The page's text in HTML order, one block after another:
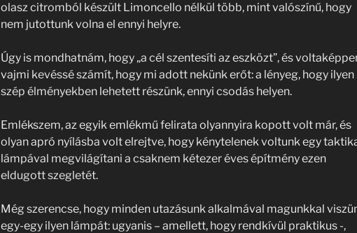
olasz citromból készült Limoncello nélkül több, mint valószínű, hogy
nem jutottunk volna el ennyi helyre.
Úgy is mondhatnám, hogy „a cél szentesíti az eszközt”, és
vajmi kevéssé számít, hogy mi adott nekünk erőt: a lényeg, hogy ilyen
szép élményekben lehetett részünk, ennyi csodás helyen.
Emlékszem, az egyik emlékmű felirata olyannyira kopott volt már, és
olyan apró nyílásba volt elrejtve, hogy kénytelenek voltunk egy
lámpával megvilágítani a csaknem kétezer éves építmény ezen
eldugott szegletét.
Még szerencse, hogy minden utazásunk alkalmával magunkkal
egy-egy ilyen lámpát: ugyanis – amellett, hogy rendkívül praktikus -,